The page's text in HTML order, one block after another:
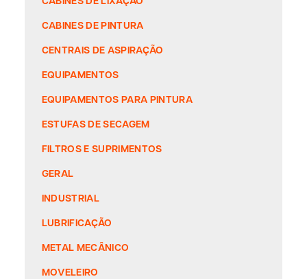
CABINES DE PINTURA
CENTRAIS DE ASPIRAÇÃO
EQUIPAMENTOS
EQUIPAMENTOS PARA PINTURA
ESTUFAS DE SECAGEM
FILTROS E SUPRIMENTOS
GERAL
INDUSTRIAL
LUBRIFICAÇÃO
METAL MECÂNICO
MOVELEIRO